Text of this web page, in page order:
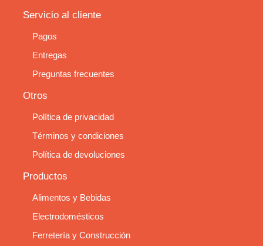
Servicio al cliente
Pagos
Entregas
Preguntas frecuentes
Otros
Política de privacidad
Términos y condiciones
Política de devoluciones
Productos
Alimentos y Bebidas
Electrodomésticos
Ferretería y Construcción